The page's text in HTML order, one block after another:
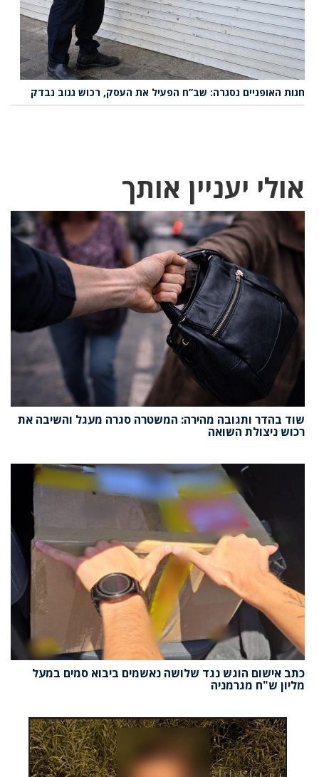
חנות האופניים נסגרה: שב”ח הפעיל את העסק, רכוש גנוב נבדק
אולי יעניין אותך
שוד בהדר ותגובה מהירה: המשטרה סגרה מעגל והשיבה את
רכוש ניצולת השואה
כתב אישום הוגש נגד שלושה נאשמים ביבוא סמים במעל
מליון ש"ח מגרמניה